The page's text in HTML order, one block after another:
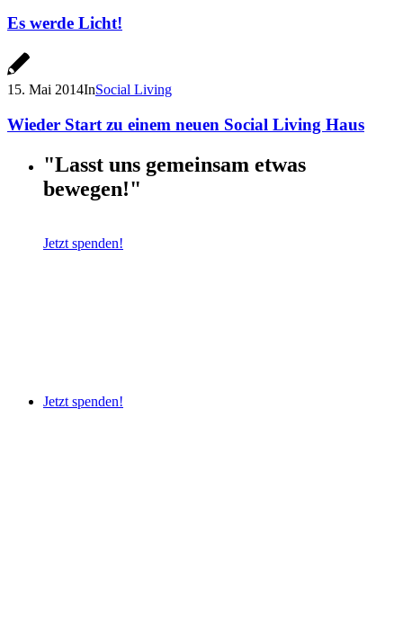
Es werde Licht!
15. Mai 2014InSocial Living
Wieder Start zu einem neuen Social Living Haus
"Lasst uns gemeinsam etwas
bewegen!"
Jetzt spenden!
Jetzt spenden!